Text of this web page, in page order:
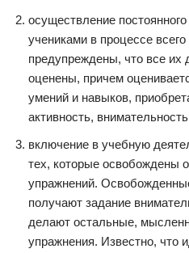
осуществление
учениками в процессе
предупреждены, что все их
оценены, причем
умений и навыков,
активность,
включение в учебную
тех, которые освобождены
упражнений.
получают задание
делают остальные,
упражнения. Известно, что